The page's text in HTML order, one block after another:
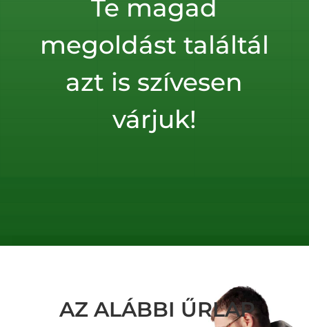
Te magad
megoldást találtál
azt is szívesen
várjuk!
AZ ALÁBBI ŰRLAP